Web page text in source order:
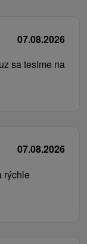
07.08.2026
sa tesime na
07.08.2026
rýchle